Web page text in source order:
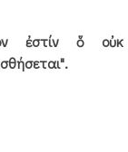
ἐστίν ὅ οὐκ